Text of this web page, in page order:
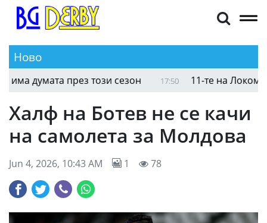
Ново
думата през този сезон 11-те на Локомотив
Халф на Ботев не се качи
на самолета за Молдова
Jun 4, 2026, 10:43 AM 1 78